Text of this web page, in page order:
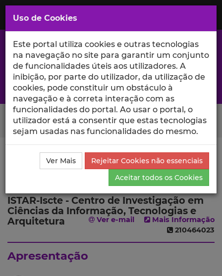
Saltar
para
Conteúdo
Principal
A excelência da investigação e ciência no Iscte
Search Button
Ciência_Iscte Escolas
Escola de Tecnologias e
Arquitectura
ISTAR-Iscte - Centro de Investigação em
Ciências da Informação, Tecnologias e Arquitetura
ISTAR-Iscte - Centro de Investigação em
Ciências da Informação, Tecnologias e
Arquitetura
Mais Informação
Ver e-mail
210464023
Apresentação
Uso de Cookies
Este portal utiliza cookies e outras tecnologias
na navegação no site para garantir um conjunto
de funcionalidades úteis aos utilizadores. A
inibição, por parte do utilizador, da utilização de
cookies, pode constituir um obstáculo à
navegação e à correta interação com as
funcionalidades do portal. Ao usar o portal, o
utilizador está a consentir que estas tecnologias
sejam usadas nas funcionalidades do mesmo.
Ver Mais
Rejeitar Cookies não essenciais
Aceitar todos os Cookies